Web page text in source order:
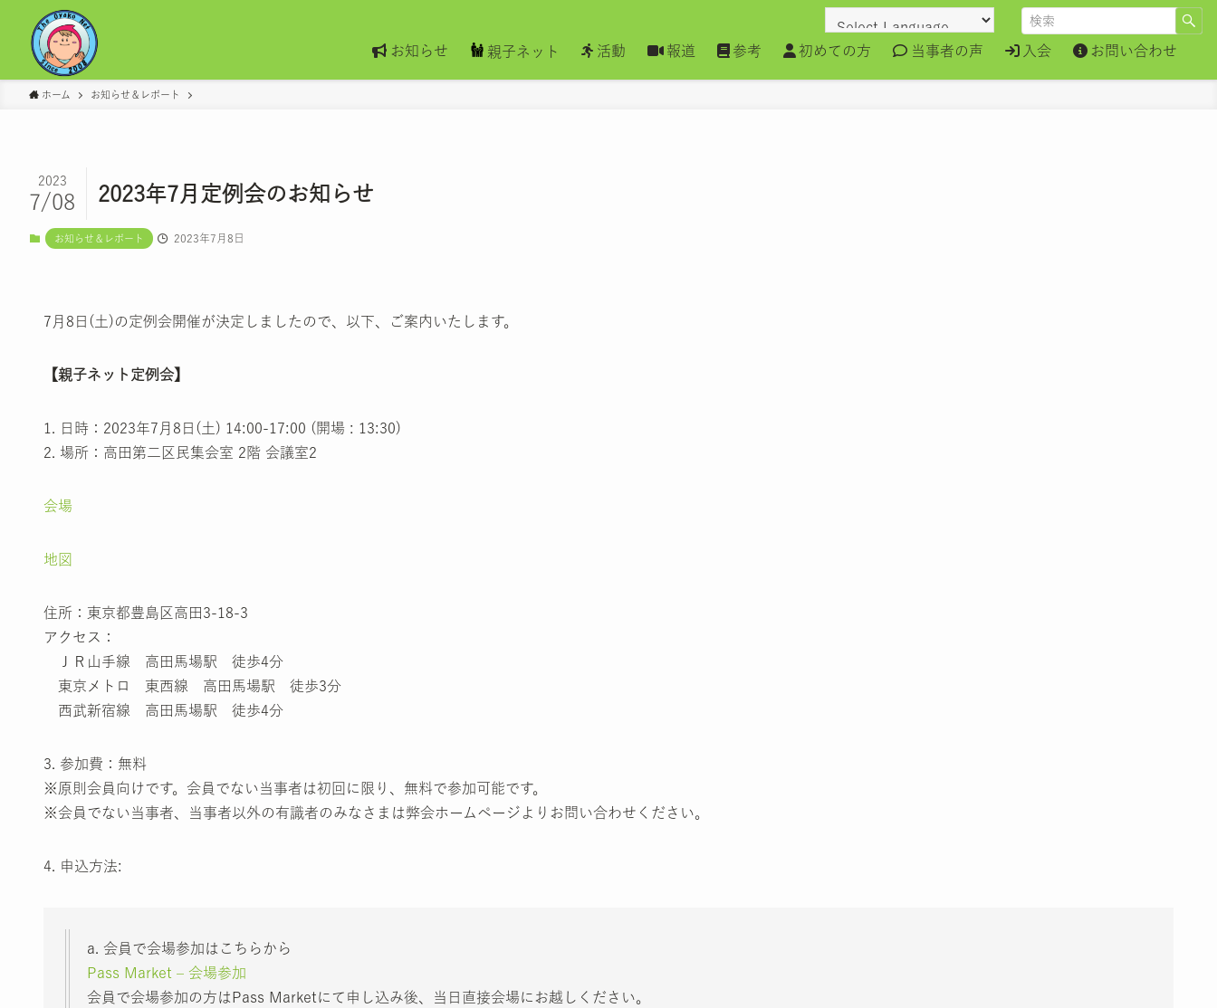
お知らせ 親子ネット 活動 報道 参考 初めての方 当事者の声 入会 お問い合わせ
ホーム お知らせ＆レポート
2023年7月定例会のお知らせ
2023
7/08
お知らせ＆レポート 2023年7月8日
7月8日(土)の定例会開催が決定しましたので、以下、ご案内いたします。
【親子ネット定例会】
1. 日時：2023年7月8日(土) 14:00-17:00 (開場 : 13:30)
2. 場所：高田第二区民集会室 2階 会議室2
会場
地図
住所：東京都豊島区高田3-18-3
アクセス：
ＪＲ山手線 高田馬場駅 徒歩4分
東京メトロ 東西線 高田馬場駅 徒歩3分
西武新宿線 高田馬場駅 徒歩4分
3. 参加費：無料
※原則会員向けです。会員でない当事者は初回に限り、無料で参加可能です。
※会員でない当事者、当事者以外の有識者のみなさまは弊会ホームページよりお問い合わせください。
4. 申込方法:
a. 会員で会場参加はこちらから
Pass Market – 会場参加
会員で会場参加の方はPass Marketにて申し込み後、当日直接会場にお越しください。